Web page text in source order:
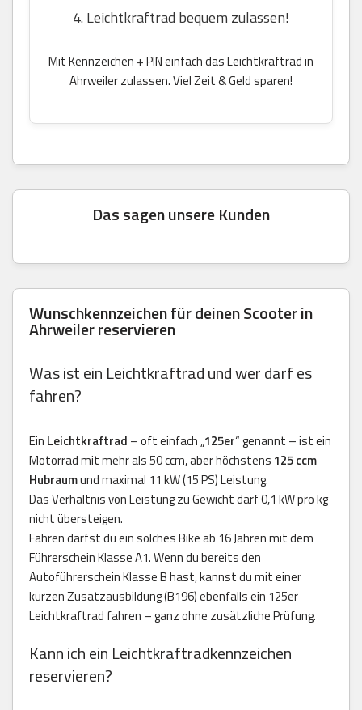
4. Leichtkraftrad bequem zulassen!
Mit Kennzeichen + PIN einfach das Leichtkraftrad in
Ahrweiler zulassen. Viel Zeit & Geld sparen!
Das sagen unsere Kunden
Wunschkennzeichen für deinen Scooter in
Ahrweiler reservieren
Was ist ein Leichtkraftrad und wer darf es
fahren?
Ein Leichtkraftrad – oft einfach „125er“ genannt – ist ein
Motorrad mit mehr als 50 ccm, aber höchstens 125 ccm
Hubraumund maximal 11 kW (15 PS) Leistung.
Das Verhältnis von Leistung zu Gewicht darf 0,1 kW pro kg
nicht übersteigen.
Fahren darfst du ein solches Bike ab 16 Jahren mit dem
Führerschein Klasse A1. Wenn du bereits den
Autoführerschein Klasse B hast, kannst du mit einer
kurzen Zusatzausbildung (B196) ebenfalls ein 125er
Leichtkraftrad fahren – ganz ohne zusätzliche Prüfung.
Kann ich ein Leichtkraftradkennzeichen
reservieren?